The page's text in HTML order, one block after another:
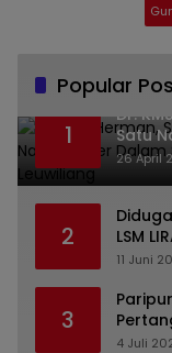
Popular
1
Dr.
Satu
26 April
2
LSM
11 Juni
3
2022
4 Juli